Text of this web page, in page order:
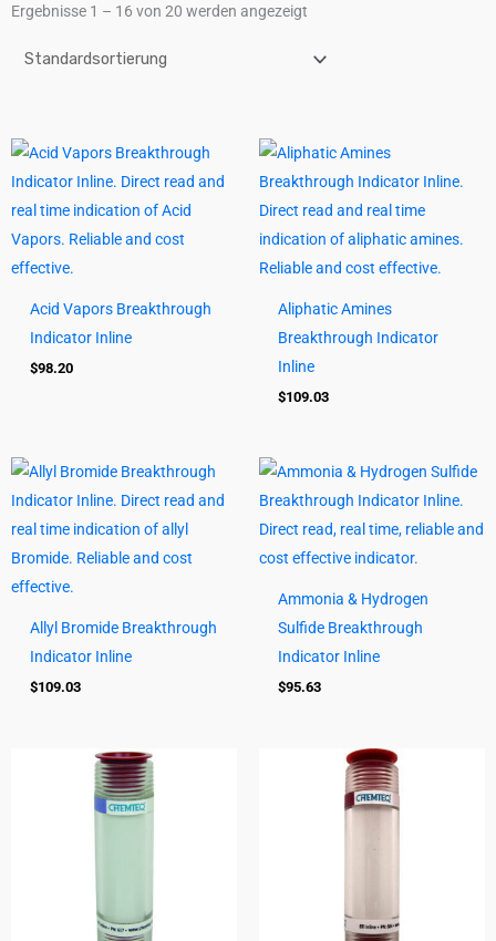
Ergebnisse 1 – 16 von 20 werden angezeigt
Acid Vapors Breakthrough
Indicator Inline
$98.20
Aliphatic Amines
Breakthrough Indicator
Inline
$109.03
Allyl Bromide Breakthrough
Indicator Inline
$109.03
Ammonia & Hydrogen
Sulfide Breakthrough
Indicator Inline
$95.63